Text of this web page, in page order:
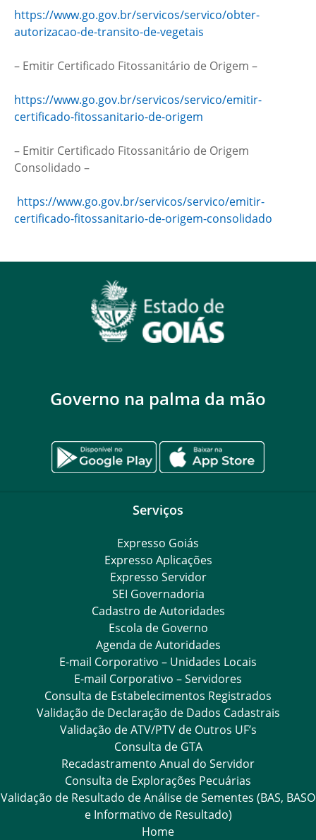
https://www.go.gov.br/servicos/servico/obter-
autorizacao-de-transito-de-vegetais
– Emitir Certificado Fitossanitário de Origem –
https://www.go.gov.br/servicos/servico/emitir-
certificado-fitossanitario-de-origem
– Emitir Certificado Fitossanitário de Origem
Consolidado –
https://www.go.gov.br/servicos/servico/emitir-
certificado-fitossanitario-de-origem-consolidado
Governo na palma da mão
Serviços
Expresso Goiás
Expresso Aplicações
Expresso Servidor
SEI Governadoria
Cadastro de Autoridades
Escola de Governo
Agenda de Autoridades
E-mail Corporativo – Unidades Locais
E-mail Corporativo – Servidores
Consulta de Estabelecimentos Registrados
Validação de Declaração de Dados Cadastrais
Validação de ATV/PTV de Outros UF’s
Consulta de GTA
Recadastramento Anual do Servidor
Consulta de Explorações Pecuárias
Validação de Resultado de Análise de Sementes (BAS, BASO
e Informativo de Resultado)
Home